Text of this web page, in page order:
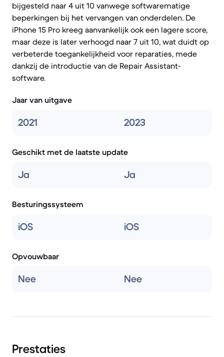
bijgesteld naar 4 uit 10 vanwege softwarematige
beperkingen bij het vervangen van onderdelen. De
iPhone 15 Pro kreeg aanvankelijk ook een lagere score,
maar deze is later verhoogd naar 7 uit 10, wat duidt op
verbeterde toegankelijkheid voor reparaties, mede
dankzij de introductie van de Repair Assistant-
software.
Jaar van uitgave
2021 2023
Geschikt met de laatste update
Ja Ja
Besturingssysteem
iOS iOS
Opvouwbaar
Nee Nee
Prestaties